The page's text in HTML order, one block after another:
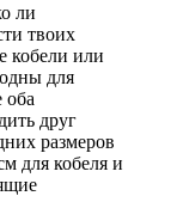
ли
твоих
кобели или
для
оба
друг
размеров
для кобеля и